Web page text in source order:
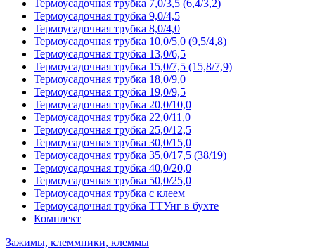
Термоусадочная трубка 7,0/3,5 (6,4/3,2)
Термоусадочная трубка 9,0/4,5
Термоусадочная трубка 8,0/4,0
Термоусадочная трубка 10,0/5,0 (9,5/4,8)
Термоусадочная трубка 13,0/6,5
Термоусадочная трубка 15,0/7,5 (15,8/7,9)
Термоусадочная трубка 18,0/9,0
Термоусадочная трубка 19,0/9,5
Термоусадочная трубка 20,0/10,0
Термоусадочная трубка 22,0/11,0
Термоусадочная трубка 25,0/12,5
Термоусадочная трубка 30,0/15,0
Термоусадочная трубка 35,0/17,5 (38/19)
Термоусадочная трубка 40,0/20,0
Термоусадочная трубка 50,0/25,0
Термоусадочная трубка с клеем
Термоусадочная трубка ТТУнг в бухте
Комплект
Зажимы, клеммники, клеммы